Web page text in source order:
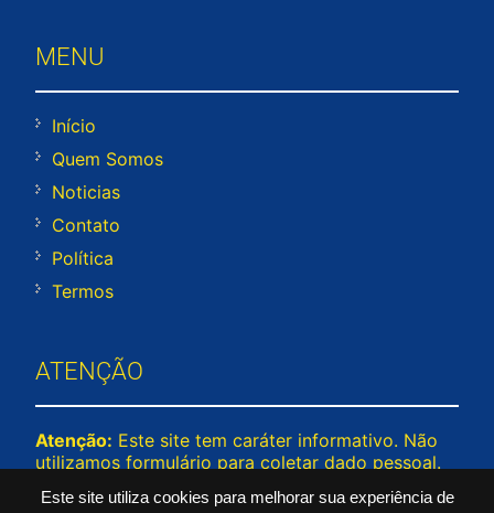
Este site utiliza cookies para melhorar sua experiência de
MENU
Início
Quem Somos
Noticias
Contato
Política
Termos
ATENÇÃO
Atenção: Este site tem caráter informativo. Não
utilizamos formulário para coletar dado pessoal.
nenhuma empresa ou programa citado no